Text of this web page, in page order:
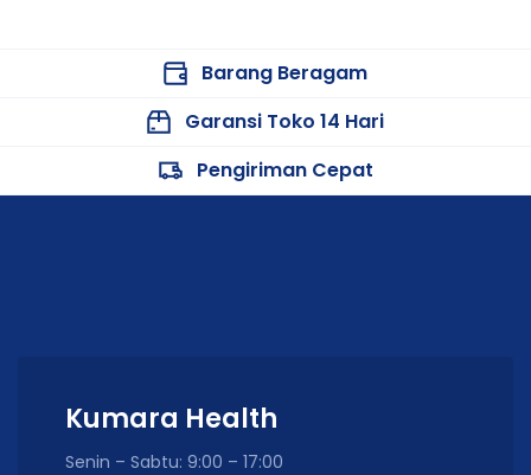
Barang Beragam
Garansi Toko 14 Hari
Pengiriman Cepat
Kumara Health
Senin – Sabtu: 9:00 – 17:00